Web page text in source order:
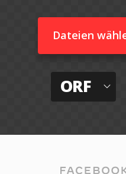
Dateien
ORF